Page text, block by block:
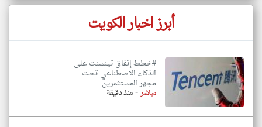
أبرز اخبار الكويت
#خطط إنفاق تينسنت على
الذكاء الاصطناعي تحت
مجهر المستثمرين
مباشر-منذ دقيقة